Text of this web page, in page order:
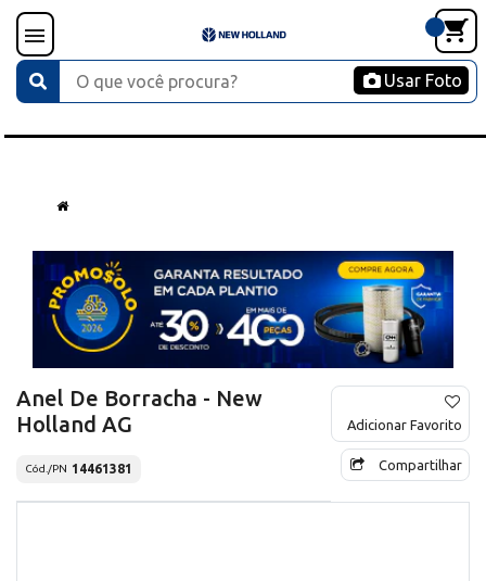
Usar Foto
Anel De Borracha - New
Holland AG
Cód./PN 14461381
Adicionar Favorito
Compartilhar